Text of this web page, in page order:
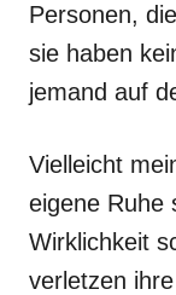
Personen,
sie haben
jemand auf
Vielleicht
eigene Ruhe
Wirklichkeit
verletzen